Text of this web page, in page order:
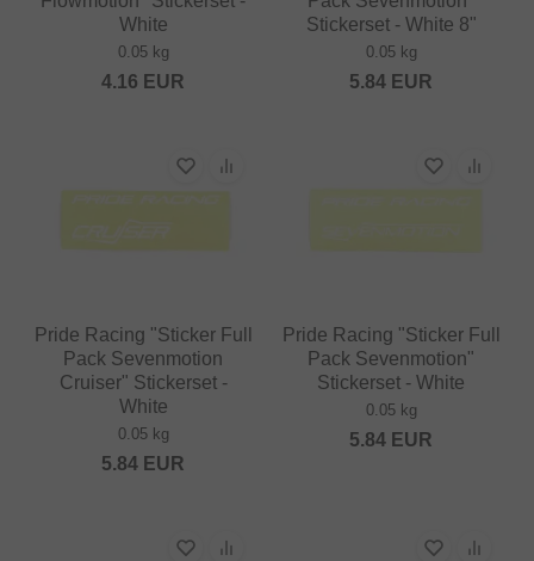
White
0.05 kg
4.16 EUR
Stickerset - White 8"
0.05 kg
5.84 EUR
Pride Racing "Sticker Full
Pack Sevenmotion
Cruiser" Stickerset -
White
0.05 kg
5.84 EUR
Pride Racing "Sticker Full
Pack Sevenmotion"
Stickerset - White
0.05 kg
5.84 EUR